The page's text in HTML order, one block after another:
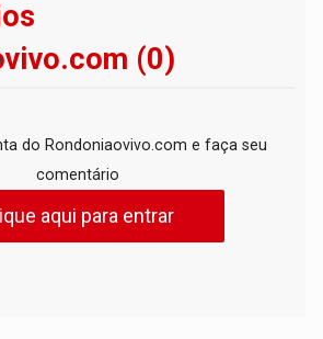
(0)
do Rondoniaovivo.com e faça seu
comentário
aqui para entrar